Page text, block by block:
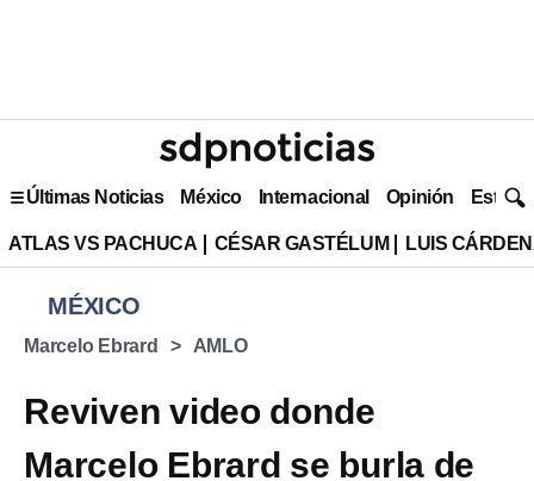
Últimas Noticias México Internacional Opinión Estilo
ATLAS VS PACHUCA CÉSAR GASTÉLUM LUIS
MÉXICO
Marcelo Ebrard AMLO
Reviven video donde
Marcelo Ebrard se burla de